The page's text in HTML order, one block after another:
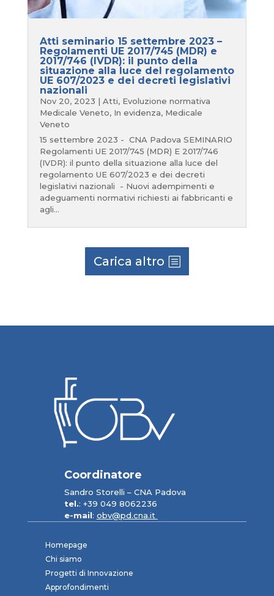
Atti seminario 15 settembre 2023 –
Regolamenti UE 2017/745 (MDR) e
2017/746 (IVDR): il punto della
situazione alla luce del regolamento
UE 607/2023 e dei decreti legislativi
nazionali
Nov 20, 2023 | Atti, Evoluzione normativa
Medicale Veneto, In evidenza, Medicale
Veneto
15 settembre 2023 - CNA Padova SEMINARIO
Regolamenti UE 2017/745 (MDR) E 2017/746
(IVDR): il punto della situazione alla luce del
regolamento UE 607/2023 e dei decreti
legislativi nazionali - Nuovi adempimenti e
adeguamenti normativi richiesti ai fabbricanti e
agli...
Carica altro
Coordinatore
Sandro Storelli – CNA Padova
tel.: +39 049 8062236
e-mail: obv@pd.cna.it
Homepage
Chi siamo
Progetti di Innovazione
Approfondimenti